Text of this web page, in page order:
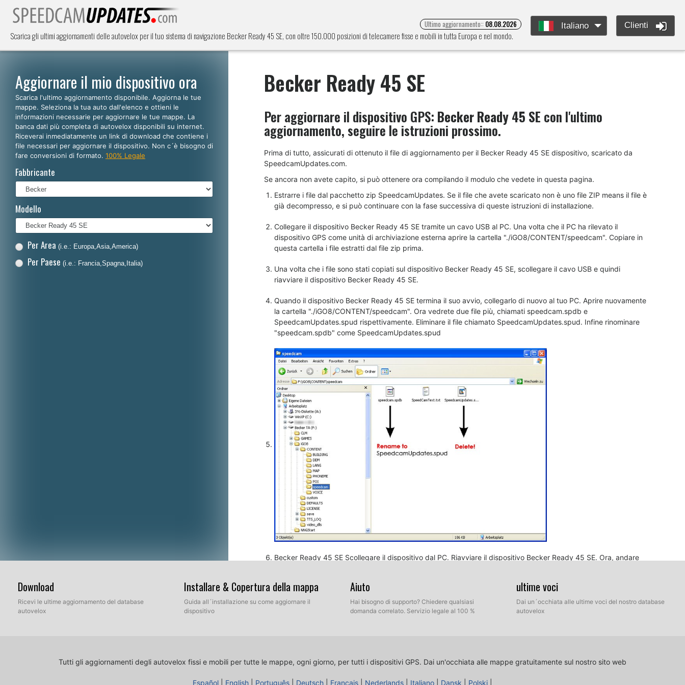
Scarica gli ultimi aggiornamenti delle autovelox per il tuo sistema di navigazione Becker Ready 45 SE, con oltre 150.000 posizioni di telecamere fisse e mobili in tutta Europa e nel mondo.
Ultimo aggiornamento:: 08.08.2026 Italiano Clienti
Aggiornare il mio dispositivo ora
Scarica l'ultimo aggiornamento disponibile. Aggiorna le tue
mappe. Seleziona la tua auto dall'elenco e ottieni le
informazioni necessarie per aggiornare le tue mappe. La
banca dati più completa di autovelox disponibili su internet.
Riceverai inmediatamente un link di download che contiene i
file necessari per aggiornare il dispositivo. Non c´è bisogno di
fare conversioni di formato. 100% Legale
Fabbricante
Modello
Per Area (i.e.: Europa,Asia,America)
Per Paese (i.e.: Francia,Spagna,Italia)
Becker Ready 45 SE
Per aggiornare il dispositivo GPS: Becker Ready 45 SE con l'ultimo
aggiornamento, seguire le istruzioni prossimo.
Prima di tutto, assicurati di ottenuto il file di aggiornamento per il Becker Ready 45 SE dispositivo, scaricato da
SpeedcamUpdates.com.
Se ancora non avete capito, si può ottenere ora compilando il modulo che vedete in questa pagina.
Estrarre i file dal pacchetto zip SpeedcamUpdates. Se il file che avete scaricato non è uno file ZIP means il file è
già decompresso, e si può continuare con la fase successiva di queste istruzioni di installazione.
Collegare il dispositivo Becker Ready 45 SE tramite un cavo USB al PC. Una volta che il PC ha rilevato il
dispositivo GPS come unità di archiviazione esterna aprire la cartella "./iGO8/CONTENT/speedcam". Copiare in
questa cartella i file estratti dal file zip prima.
Una volta che i file sono stati copiati sul dispositivo Becker Ready 45 SE, scollegare il cavo USB e quindi
riavviare il dispositivo Becker Ready 45 SE.
Quando il dispositivo Becker Ready 45 SE termina il suo avvio, collegarlo di nuovo al tuo PC. Aprire nuovamente
la cartella "./iGO8/CONTENT/speedcam". Ora vedrete due file più, chiamati speedcam.spdb e
SpeedcamUpdates.spud rispettivamente. Eliminare il file chiamato SpeedcamUpdates.spud. Infine rinominare
"speedcam.spdb" come SpeedcamUpdates.spud
Becker Ready 45 SE Scollegare il dispositivo dal PC. Riavviare il dispositivo Becker Ready 45 SE. Ora, andare
controllare che ogni opzione viene regolato le vostre preferenze.
Download
Ricevi le ultime aggiornamento del database
autovelox
Installare & Copertura della mappa
Guida all´installazione su come aggiornare il
dispositivo
Aiuto
Hai bisogno di supporto? Chiedere qualsiasi
domanda correlato. Servizio legale al 100 %
ultime voci
Dai un´occhiata alle ultime voci del nostro database
autovelox
Tutti gli aggiornamenti degli autovelox fissi e mobili per tutte le mappe, ogni giorno, per tutti i dispositivi GPS. Dai un'occhiata alle mappe gratuitamente sul nostro sito web
Español English Português Deutsch Français Nederlands Italiano Dansk Polski